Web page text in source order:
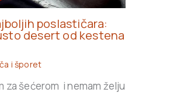
poslastičara:
desert od kestena
i šporet
za šećerom i nemam želju